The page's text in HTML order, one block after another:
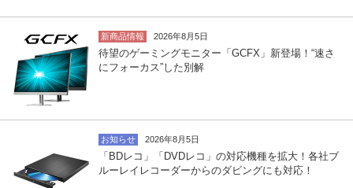
新商品情報 2026年8月5日
待望のゲーミングモニター「GCFX」新登場！“速さ
にフォーカス”した別解
お知らせ 2026年8月5日
「BDレコ」「DVDレコ」の対応機種を拡大！各社ブ
ルーレイレコーダーからのダビングにも対応！